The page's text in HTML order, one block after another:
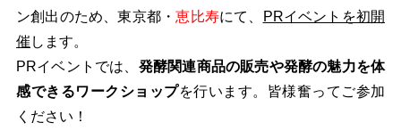
ン創出のため、東京都・恵比寿にて、
PRイベントを初開
催 します。
PRイベントでは、 発酵関連商品の販売や発酵の魅力を体
感できるワークショップを行います。皆様奮ってご参加
ください！